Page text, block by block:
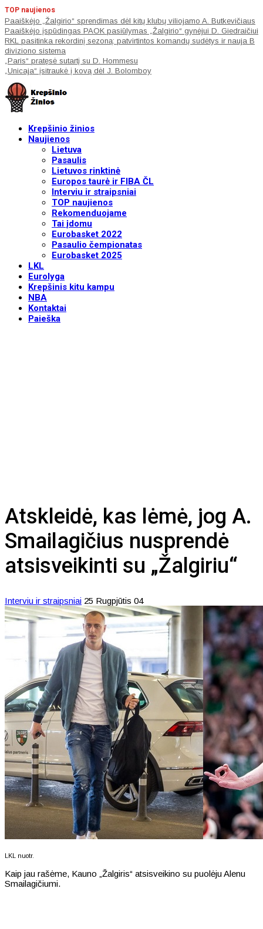
TOP naujienos
Paaiškėjo „Žalgirio“ sprendimas dėl kitų klubų viliojamo A. Butkevičiaus
Paaiškėjo įspūdingas PAOK pasiūlymas „Žalgirio“ gynėjui D. Giedraičiui
RKL pasitinka rekordinį sezoną: patvirtintos komandų sudėtys ir nauja B
diviziono sistema
„Paris“ pratęsė sutartį su D. Hommesu
„Unicaja“ įsitraukė į kovą dėl J. Bolomboy
Krepšinio žinios
Naujienos
Lietuva
Pasaulis
Lietuvos rinktinė
Europos taurė ir FIBA ČL
Interviu ir straipsniai
TOP naujienos
Rekomenduojame
Tai įdomu
Eurobasket 2022
Pasaulio čempionatas
Eurobasket 2025
LKL
Eurolyga
Krepšinis kitu kampu
NBA
Kontaktai
Paieška
Atskleidė, kas lėmė, jog A.
Smailagičius nusprendė
atsisveikinti su „Žalgiriu“
Interviu ir straipsniai 25 Rugpjūtis 04
LKL nuotr.
Kaip jau rašėme, Kauno „Žalgiris“ atsisveikino su puolėju Alenu
Smailagičiumi.